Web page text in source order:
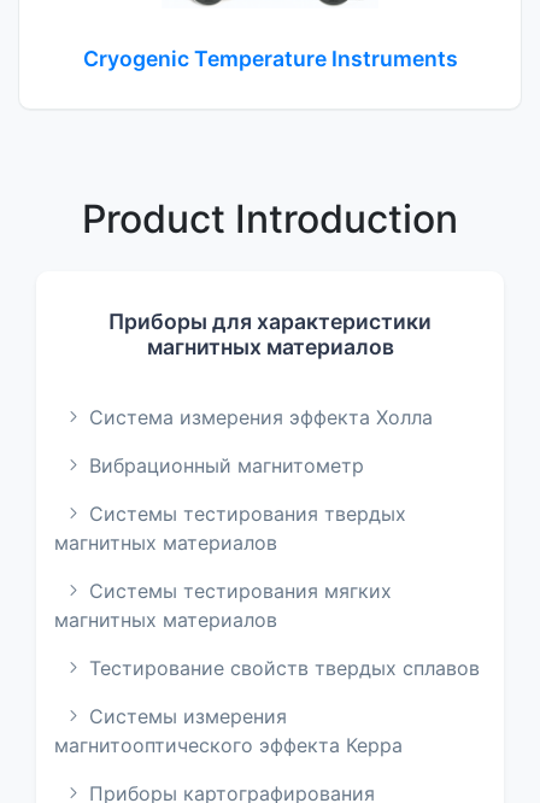
Cryogenic Temperature Instruments
Product Introduction
Приборы для характеристики
магнитных материалов
Система измерения эффекта Холла
Вибрационный магнитометр
Системы тестирования твердых
магнитных материалов
Системы тестирования мягких
магнитных материалов
Тестирование свойств твердых сплавов
Системы измерения
магнитооптического эффекта Керра
Приборы картографирования